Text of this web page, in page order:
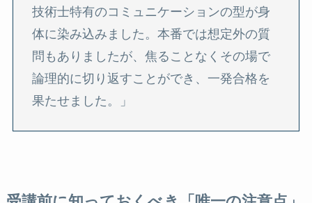
技術士特有のコミュニケーションの型が身
体に染み込みました。本番では想定外の質
問もありましたが、焦ることなくその場で
論理的に切り返すことができ、一発合格を
果たせました。」